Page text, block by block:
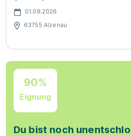
01.08.2026
63755 Alzenau
90%
Eignung
Du bist noch